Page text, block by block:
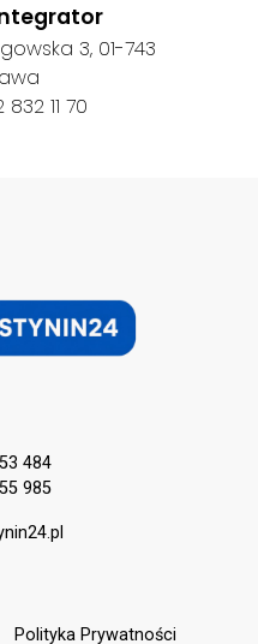
3, 01-743
firmy:
11 70
484
985
Polityka Prywatności